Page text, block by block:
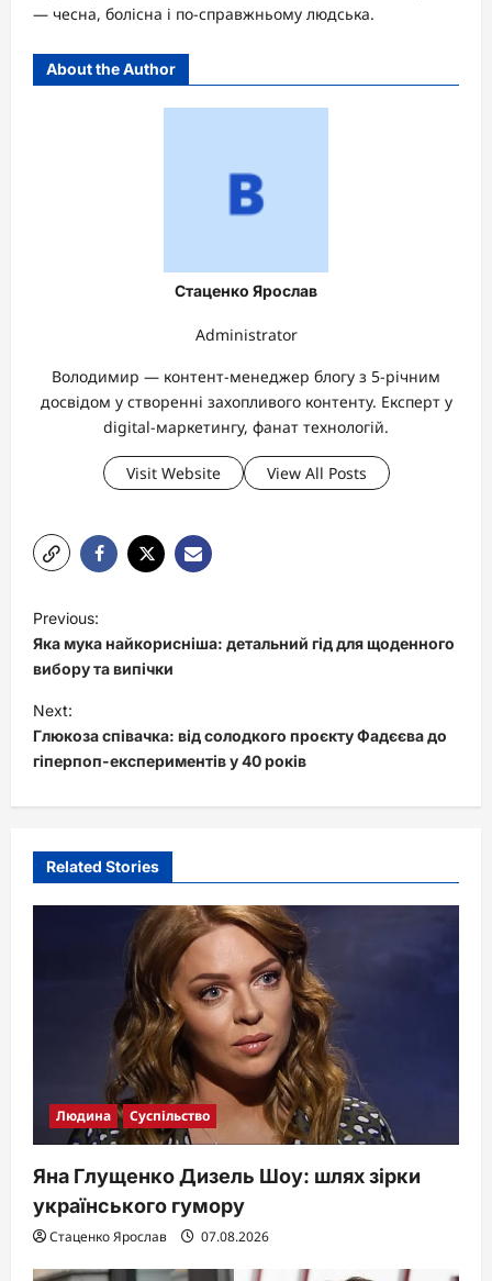
— чесна, болісна і по-справжньому людська.
About the Author
Стаценко Ярослав
Administrator
Володимир — контент-менеджер блогу з 5-річним
досвідом у створенні захопливого контенту. Експерт у
digital-маркетингу, фанат технологій.
Visit Website View All Posts
P
o
s
t
n
a
v
g
a
Previous:
Яка мука найкорисніша: детальний гід для щоденного
вибору та випічки
Next:
Глюкоза співачка: від солодкого проєкту Фадєєва до
гіперпоп-експериментів у 40 років
Related Stories
Людина Суспільство
Яна Глущенко Дизель Шоу: шлях зірки
українського гумору
Стаценко Ярослав 07.08.2026